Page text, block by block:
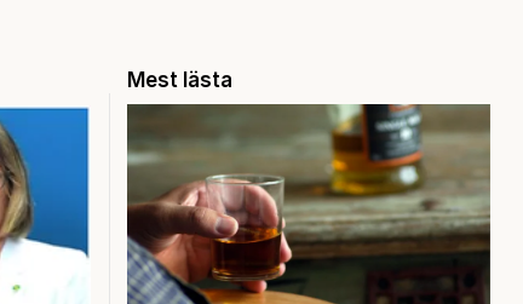
Mest lästa